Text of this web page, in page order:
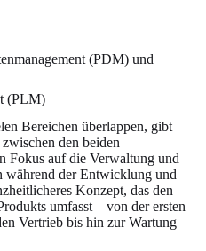
(PDM) und
(PLM)
Bereichen überlappen, gibt
den beiden
Fokus auf die Verwaltung und
während der Entwicklung und
Konzept, das den
umfasst – von der ersten
Vertrieb bis hin zur Wartung